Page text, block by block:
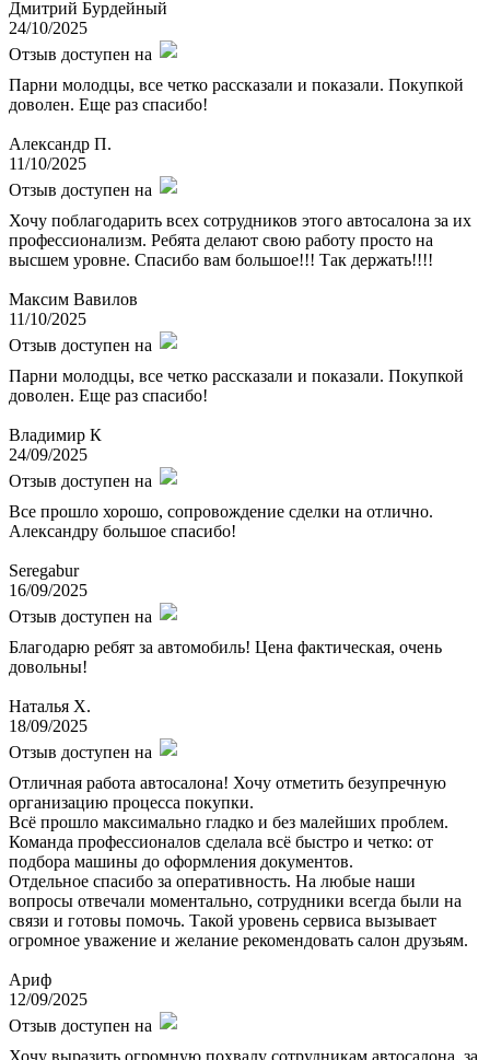
Дмитрий Бурдейный
24/10/2025
Отзыв доступен на
Парни молодцы, все четко рассказали и показали. Покупкой
доволен. Еще раз спасибо!
Александр П.
11/10/2025
Отзыв доступен на
Хочу поблагодарить всех сотрудников этого автосалона за их
профессионализм. Ребята делают свою работу просто на
высшем уровне. Спасибо вам большое!!! Так держать!!!!
Максим Вавилов
11/10/2025
Отзыв доступен на
Парни молодцы, все четко рассказали и показали. Покупкой
доволен. Еще раз спасибо!
Владимир К
24/09/2025
Отзыв доступен на
Все прошло хорошо, сопровождение сделки на отлично.
Александру большое спасибо!
Seregabur
16/09/2025
Отзыв доступен на
Благодарю ребят за автомобиль! Цена фактическая, очень
довольны!
Наталья Х.
18/09/2025
Отзыв доступен на
Отличная работа автосалона! Хочу отметить безупречную
организацию процесса покупки.
Всё прошло максимально гладко и без малейших проблем.
Команда профессионалов сделала всё быстро и четко: от
подбора машины до оформления документов.
Отдельное спасибо за оперативность. На любые наши
вопросы отвечали моментально, сотрудники всегда были на
связи и готовы помочь. Такой уровень сервиса вызывает
огромное уважение и желание рекомендовать салон друзьям.
Ариф
12/09/2025
Отзыв доступен на
Хочу выразить огромную похвалу сотрудникам автосалона, за